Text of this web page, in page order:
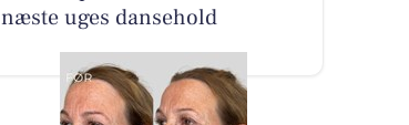
næste uges dansehold